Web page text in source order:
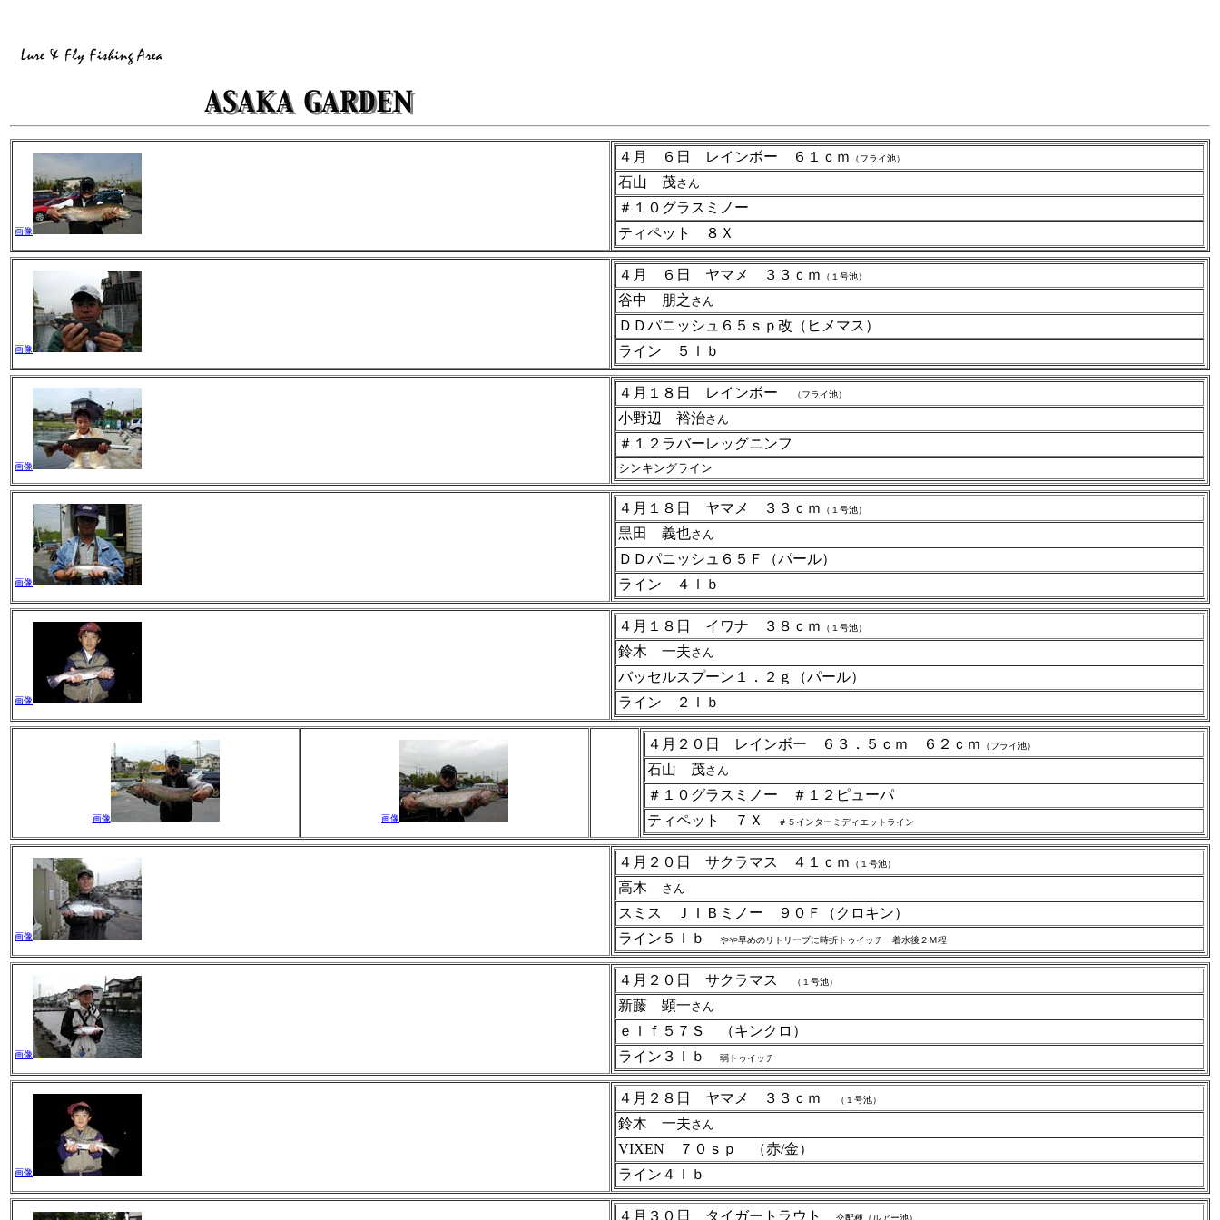
画像
４月 ６日 レインボー ６１ｃｍ （フライ池）
石山 茂さん
＃１０グラスミノー
ティペット ８Ｘ
画像
４月 ６日 ヤマメ ３３ｃｍ （１号池）
谷中 朋之 さん
ＤＤパニッシュ６５ｓｐ改（ヒメマス）
ライン ５ｌｂ
画像
４月１８日 レインボー （フライ池）
小野辺 裕治さん
＃１２ラバーレッグニンフ
シンキングライン
画像
４月１８日 ヤマメ ３３ｃｍ （１号池）
黒田 義也さん
ＤＤパニッシュ６５Ｆ（パール）
ライン ４ｌｂ
画像
４月１８日 イワナ ３８ｃｍ （１号池）
鈴木 一夫さん
バッセルスプーン１．２ｇ（パール）
ライン ２ｌｂ
画像 画像
４月２０日 レインボー ６３．５ｃｍ ６２ｃｍ （フライ池）
石山 茂さん
＃１０グラスミノー ＃１２ピューパ
ティペット ７Ｘ
＃５インターミディエットライン
画像
４月２０日 サクラマス ４１ｃｍ （１号池）
高木 さん
スミス ＪＩＢミノー ９０Ｆ（クロキン）
ライン５ｌｂ
やや早めのリトリーブに時折トゥイッチ 着水後２Ｍ程
画像
４月２０日 サクラマス （１号池）
新藤 顕一さん
ｅｌｆ５７Ｓ （キンクロ）
ライン３ｌｂ
弱トゥイッチ
画像
４月２８日 ヤマメ ３３ｃｍ （１号池）
鈴木 一夫さん
VIXEN ７０ｓｐ （赤/金）
ライン４ｌｂ
４月３０日 タイガートラウト 交配種（ルアー池）